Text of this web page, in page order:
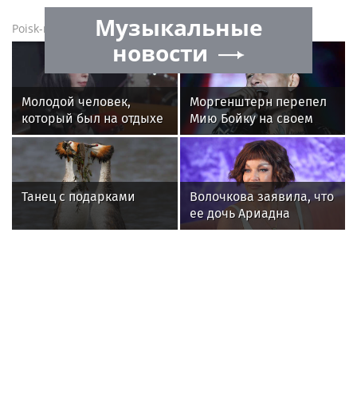
Петр Мамонов в новостях
Петр Мамонов прожил не две, а
четыре совершенно разные жизни — и
каждый раз словно становился другим
человеком